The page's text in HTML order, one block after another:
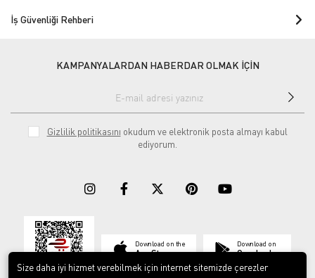
İş Güvenliği Rehberi
KAMPANYALARDAN HABERDAR OLMAK İÇİN
Gizlilik politikasını okudum ve elektronik posta almayı kabul
ediyorum.
Download on the
App Store
Download on
Google play
Size daha iyi hizmet verebilmek için internet sitemizde çerezler